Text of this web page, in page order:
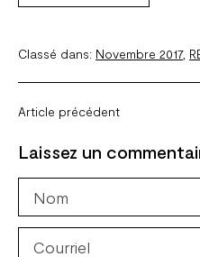
Classé dans: Novembre 2017,
Article précédent
Laissez un